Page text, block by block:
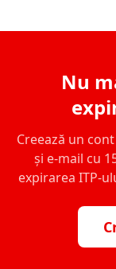
Nu
Creează un
și e-mail cu
expirarea ITP-